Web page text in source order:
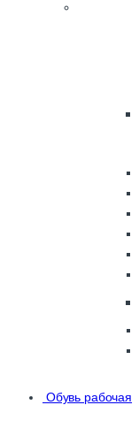
Обувь рабочая